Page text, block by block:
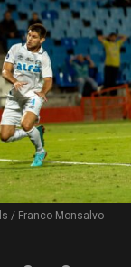
/ Franco Monsalvo